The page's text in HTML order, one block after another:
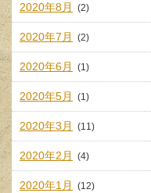
2020年8月 (2)
2020年7月 (2)
2020年6月 (1)
2020年5月 (1)
2020年3月 (11)
2020年2月 (4)
2020年1月 (12)